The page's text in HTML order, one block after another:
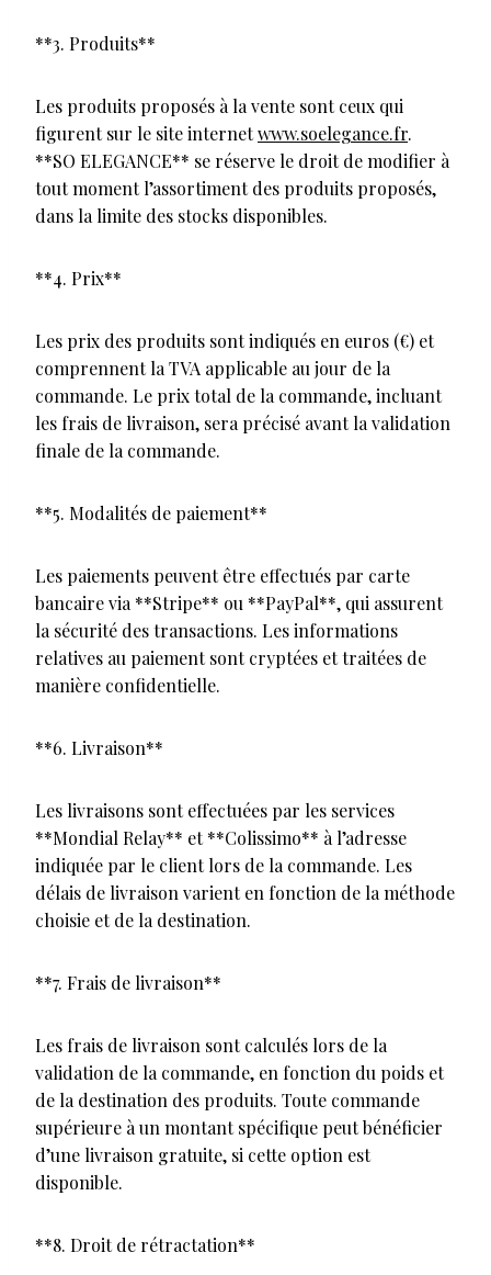
**3. Produits**
Les produits proposés à la vente sont ceux qui
figurent sur le site internetwww.soelegance.fr.
**SO ELEGANCE** se réserve le droit de modifier à
tout moment l’assortiment des produits proposés,
dans la limite des stocks disponibles.
**4. Prix**
Les prix des produits sont indiqués en euros (€) et
comprennent la TVA applicable au jour de la
commande. Le prix total de la commande, incluant
les frais de livraison, sera précisé avant la validation
finale de la commande.
**5. Modalités de paiement**
Les paiements peuvent être effectués par carte
bancaire via **Stripe** ou **PayPal**, qui assurent
la sécurité des transactions. Les informations
relatives au paiement sont cryptées et traitées de
manière confidentielle.
**6. Livraison**
Les livraisons sont effectuées par les services
**Mondial Relay** et **Colissimo** à l’adresse
indiquée par le client lors de la commande. Les
délais de livraison varient en fonction de la méthode
choisie et de la destination.
**7. Frais de livraison**
Les frais de livraison sont calculés lors de la
validation de la commande, en fonction du poids et
de la destination des produits. Toute commande
supérieure à un montant spécifique peut bénéficier
d’une livraison gratuite, si cette option est
disponible.
**8. Droit de rétractation**